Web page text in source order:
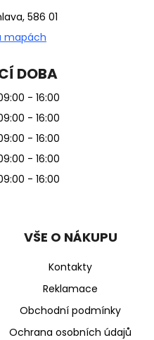
586 01
mapách
DOBA
- 16:00
- 16:00
- 16:00
- 16:00
- 16:00
VŠE O NÁKUPU
Kontakty
Reklamace
Obchodní podmínky
Ochrana osobních údajů